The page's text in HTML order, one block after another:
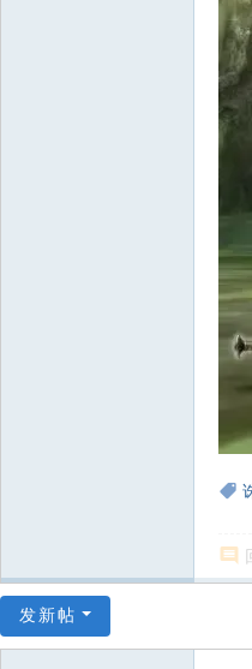
发新帖